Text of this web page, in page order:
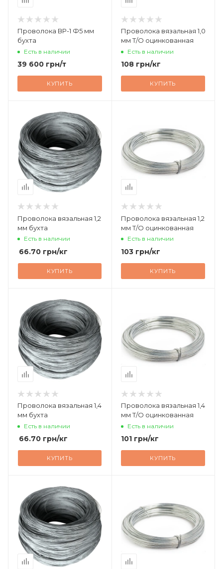
Проволока ВР-1 Ф5 мм
бухта
Есть в наличии
39 600 грн/т
КУПИТЬ
Проволока вязальная 1,0
мм Т/О оцинкованная
Есть в наличии
108грн/кг
КУПИТЬ
Проволока вязальная 1,2
мм бухта
Есть в наличии
66.70 грн/кг
КУПИТЬ
Проволока вязальная 1,2
мм Т/О оцинкованная
Есть в наличии
103грн/кг
КУПИТЬ
Проволока вязальная 1,4
мм бухта
Есть в наличии
66.70 грн/кг
КУПИТЬ
Проволока вязальная 1,4
мм Т/О оцинкованная
Есть в наличии
101грн/кг
КУПИТЬ